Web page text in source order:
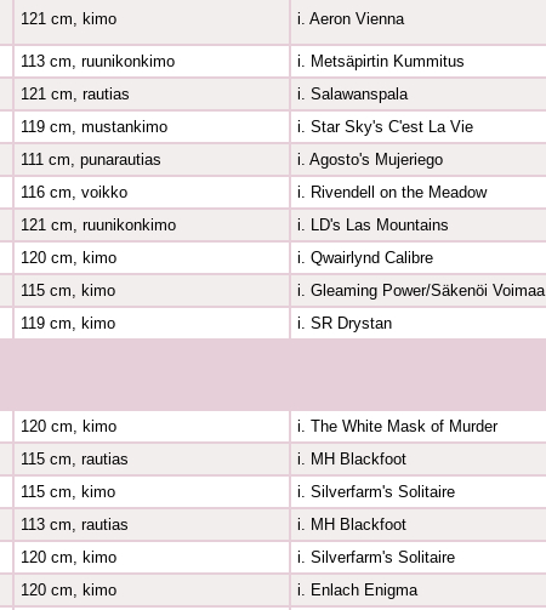
121 cm, kimo i. Aeron Vienna
113 cm, ruunikonkimo i. Metsäpirtin Kummitus
121 cm, rautias i. Salawanspala
119 cm, mustankimo i. Star Sky's C'est La Vie
111 cm, punarautias i. Agosto's Mujeriego
116 cm, voikko i. Rivendell on the Meadow
121 cm, ruunikonkimo i. LD's Las Mountains
120 cm, kimo i. Qwairlynd Calibre
115 cm, kimo i. Gleaming Power/Säkenöi Voimaa
119 cm, kimo i. SR Drystan
120 cm, kimo i. The White Mask of Murder
115 cm, rautias i. MH Blackfoot
115 cm, kimo i. Silverfarm's Solitaire
113 cm, rautias i. MH Blackfoot
120 cm, kimo i. Silverfarm's Solitaire
120 cm, kimo i. Enlach Enigma